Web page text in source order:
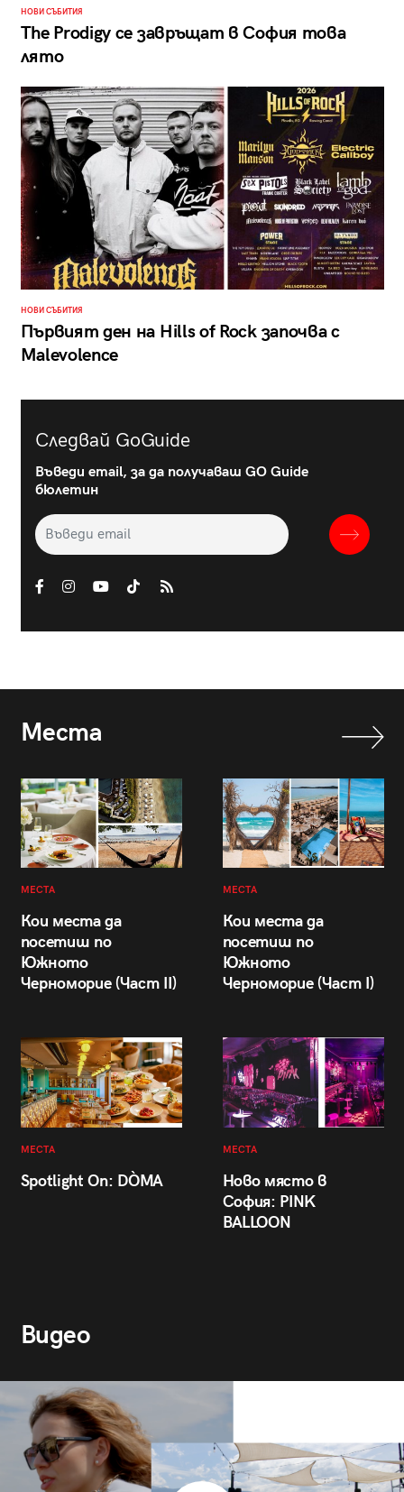
НОВИ СЪБИТИЯ
The Prodigy се завръщат в София това
лято
НОВИ СЪБИТИЯ
Първият ден на Hills of Rock започва с
Malevolence
Следвай GoGuide
Въведи email, за да получаваш GO Guide
бюлетин
Места
МЕСТА
Кои места да
посетиш по
Южното
Черноморие (Част II)
МЕСТА
Кои места да
посетиш по
Южното
Черноморие (Част I)
МЕСТА
Spotlight On: DÒMA
МЕСТА
Ново място в
София: PINK
BALLOON
Видео